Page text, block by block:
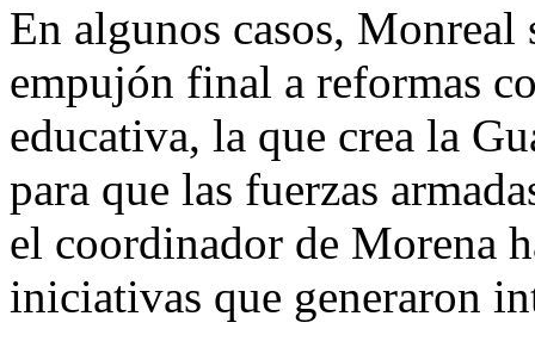
En algunos casos, Monreal
empujón final a reformas
educativa, la que crea la
para que las fuerzas
el coordinador de Morena
iniciativas que generaron